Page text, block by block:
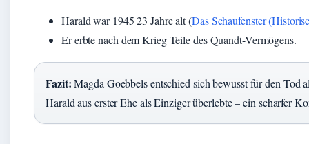
Harald war 1945 23 Jahre alt (Das Schaufenster
Er erbte nach dem Krieg Teile des Quandt-Vermögens.
Fazit:Magda Goebbels entschied sich bewusst für den Tod
Harald aus erster Ehe als Einziger überlebte – ein scharfer